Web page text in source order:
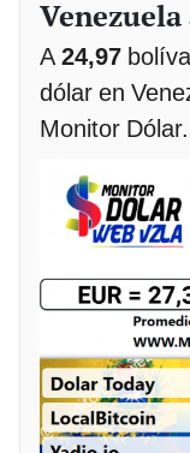
A24,97
dólar en
Monitor Dólar.